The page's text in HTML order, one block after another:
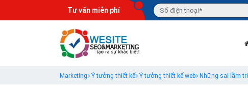
Tư vấn miễn phí
Marketing Ý tưởng thiết kế Ý tưởng thiết kế web Những sai lầm